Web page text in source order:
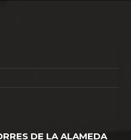
DE LA ALAMEDA